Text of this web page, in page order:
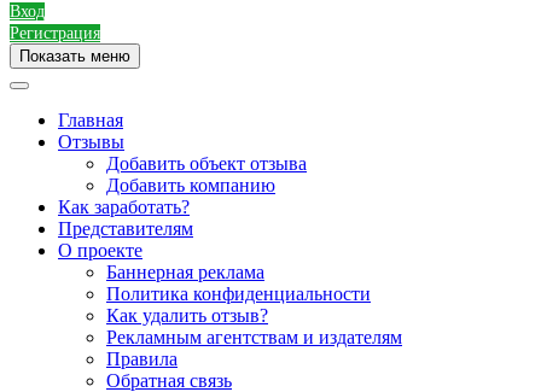
Вход
Регистрация
Показать меню
Главная
Отзывы
Добавить объект отзыва
Добавить компанию
Как заработать?
Представителям
О проекте
Баннерная реклама
Политика конфиденциальности
Как удалить отзыв?
Рекламным агентствам и издателям
Правила
Обратная связь